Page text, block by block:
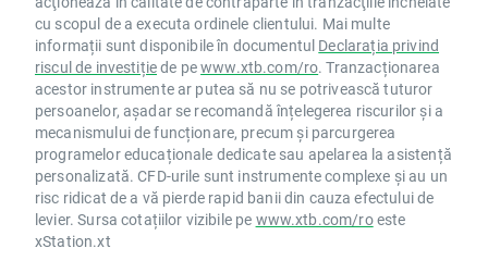
cu scopul de a executa ordinele clientului. Mai multe
informații sunt disponibile în documentul Declarația privind
riscul de investițiede pewww.xtb.com/ro. Tranzacționarea
acestor instrumente ar putea să nu se potrivească tuturor
persoanelor, așadar se recomandă înțelegerea riscurilor și a
mecanismului de funcționare, precum și parcurgerea
programelor educaționale dedicate sau apelarea la asistență
personalizată. CFD-urile sunt instrumente complexe și au un
risc ridicat de a vă pierde rapid banii din cauza efectului de
levier. Sursa cotațiilor vizibile pe www.xtb.com/roeste
xStation.xt